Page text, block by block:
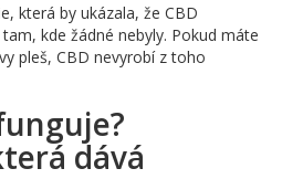
která by ukázala, že CBD
kde žádné nebyly. Pokud máte
pleš, CBD nevyrobí z toho
dává